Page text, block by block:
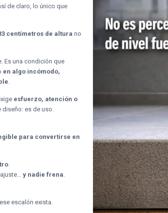
de claro, lo único que
centímetros de altura no
Es una condición que
en algo incómodo,
.
esfuerzo, atención o
diseño: es de uso.
para convertirse en
.
ajuste…y nadie frena.
escalón exista.